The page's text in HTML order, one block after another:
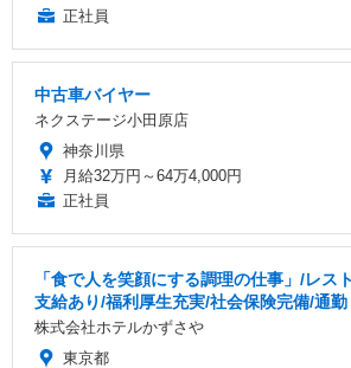
正社員
中古車バイヤー
ネクステージ小田原店
神奈川県
月給32万円～64万4,000円
正社員
「食で人を笑顔にする調理の仕事」/レス
支給あり/福利厚生充実/社会保険完備/通
株式会社ホテルかずさや
東京都